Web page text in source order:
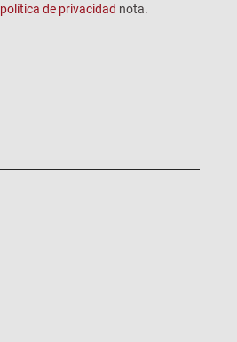
política de privacidad nota.